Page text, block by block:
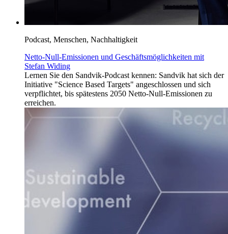
Podcast, Menschen, Nachhaltigkeit
Netto-Null-Emissionen und Geschäftsmöglichkeiten mit
Stefan Widing
Lernen Sie den Sandvik-Podcast kennen: Sandvik hat sich der
Initiative "Science Based Targets" angeschlossen und sich
verpflichtet, bis spätestens 2050 Netto-Null-Emissionen zu
erreichen.